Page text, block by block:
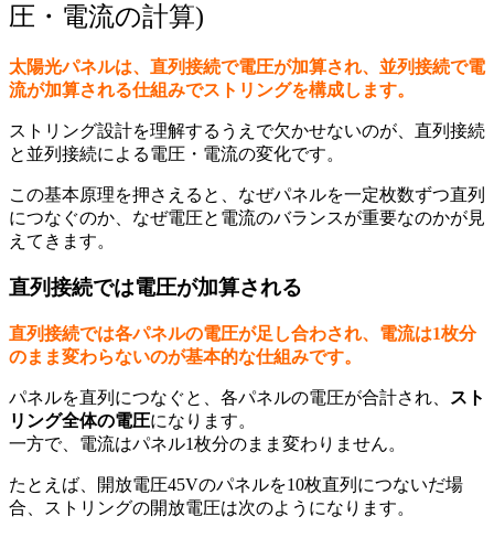
圧・電流の計算)
太陽光パネルは、直列接続で電圧が加算され、並列接続で電
流が加算される仕組みでストリングを構成します。
ストリング設計を理解するうえで欠かせないのが、直列接続
と並列接続による電圧・電流の変化です。
この基本原理を押さえると、なぜパネルを一定枚数ずつ直列
につなぐのか、なぜ電圧と電流のバランスが重要なのかが見
えてきます。
直列接続では電圧が加算される
直列接続では各パネルの電圧が足し合わされ、電流は1枚分
のまま変わらないのが基本的な仕組みです。
パネルを直列につなぐと、各パネルの電圧が合計され、
スト
リング全体の電圧になります。
一方で、電流はパネル1枚分のまま変わりません。
たとえば、開放電圧45Vのパネルを10枚直列につないだ場
合、ストリングの開放電圧は次のようになります。